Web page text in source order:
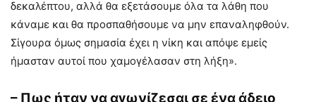
δεκαλέπτου, αλλά θα εξετάσουμε όλα τα λάθη που
κάναμε και θα προσπαθήσουμε να μην επαναληφθούν.
Σίγουρα όμως σημασία έχει η νίκη και απόψε εμείς
ήμασταν αυτοί που χαμογέλασαν στη λήξη».
– Πως ήταν να αγωνίζεσαι σε ένα άδειο